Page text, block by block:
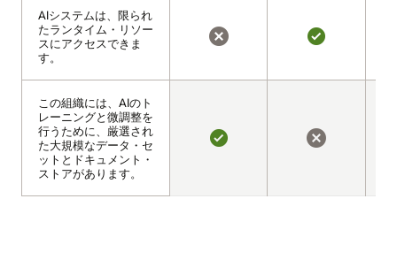
AIシステムは、限られ
たランタイム・リソー
スにアクセスできま
す。
え
この組織には、AIのト
レーニングと微調整を
行うために、厳選され
た大規模なデータ・セ
ットとドキュメント・
ストアがあります。
AIシステムは、限られ
たランタイム・リソー
スにアクセスできま
す。
この組織には、AIのト
レーニングと微調整を
行うために、厳選され
た大規模なデータ・セ
ットとドキュメント・
ストアがあります。